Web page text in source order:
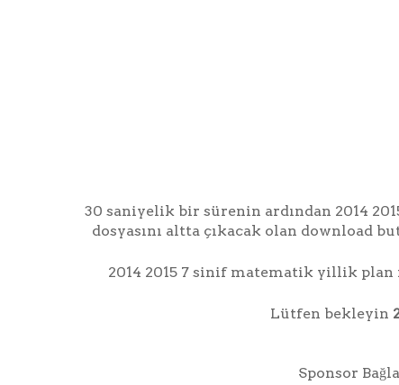
30 saniyelik bir sürenin ardından 2014
dosyasını altta çıkacak olan download
2014 2015 7 sinif matematik yillik plan
Lütfen bekleyin
Sponsor